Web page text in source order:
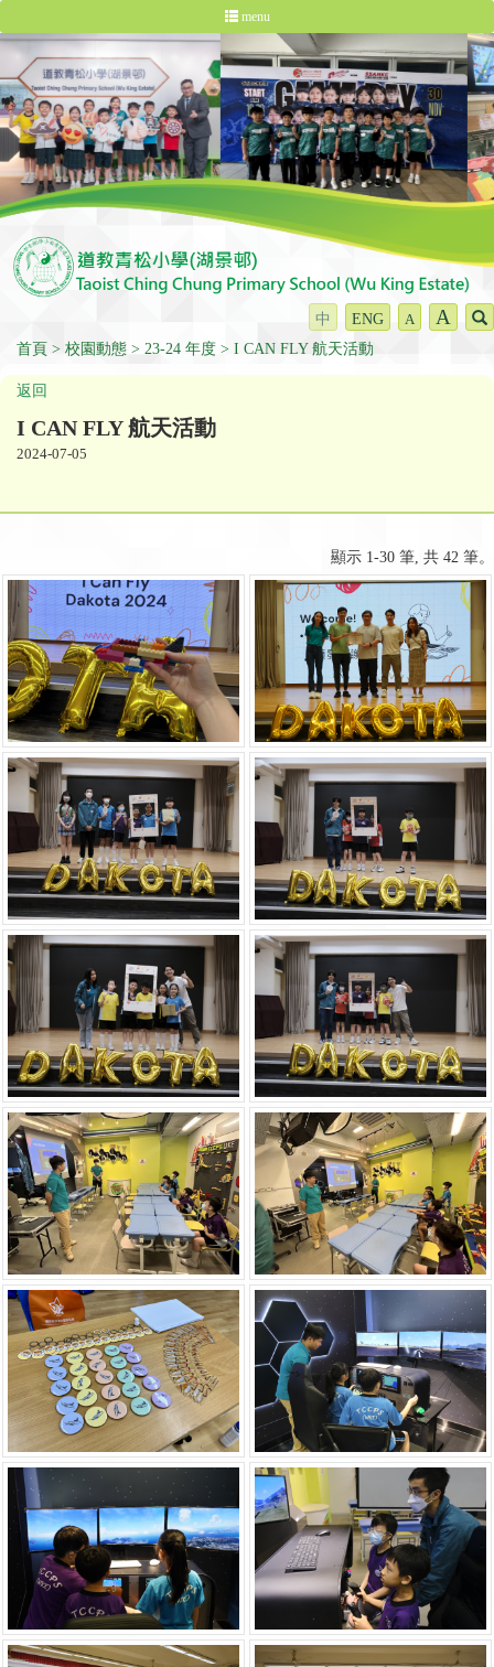
menu
中 ENG A A
首頁 校園動態 23-24 年度 I CAN FLY 航天活動
返回
I CAN FLY 航天活動
2024-07-05
顯示 1-30 筆, 共 42 筆。